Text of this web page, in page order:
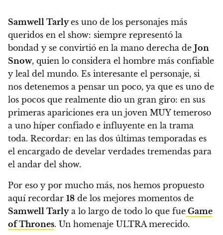
Samwell Tarlyes uno de los personajes más
queridos en el show: siempre representó la
bondad y se convirtió en la mano derecha de Jon
Snow, quien lo considera el hombre más confiable
y leal del mundo. Es interesante el personaje, si
nos detenemos a pensar un poco, ya que es uno de
los pocos que realmente dio un gran giro: en sus
primeras apariciones era un joven MUY temeroso
a uno híper confiado e influyente en la trama
toda. Recordar: en las dos últimas temporadas es
el encargado de develar verdades tremendas para
el andar del show.
Por eso y por mucho más, nos hemos propuesto
aquí recordar 18 de los mejores momentos de
Samwell Tarlya lo largo de todo lo que fue Game
of Thrones. Un homenaje ULTRA merecido.